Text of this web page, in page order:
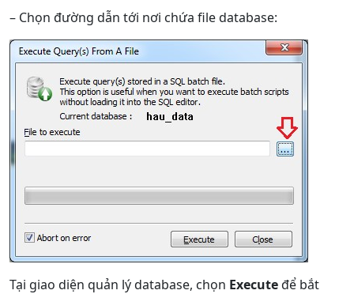
– Chọn đường dẫn tới nơi chứa file database:
Tại giao diện quản lý database, chọn Executeđể bắt